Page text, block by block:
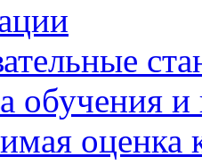
обучения и
оценка